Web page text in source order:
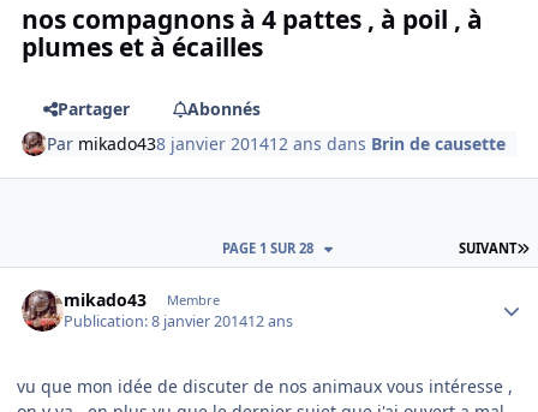
nos compagnons à 4 pattes , à poil , à
plumes et à écailles
Partager
Abonnés
Par mikado438 janvier 201412 ans dans Brin de causette
SUIVANT
PAGE 1 SUR 28
mikado43 Membre
Publication:8 janvier 201412 ans
vu que mon idée de discuter de nos animaux vous intéresse ,